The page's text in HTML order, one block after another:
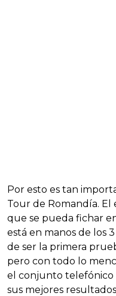
Por esto es tan
Tour de Romandía. El
que se pueda fichar
está en manos de los
de ser la primera
pero con todo lo
el conjunto telefónico
sus mejores